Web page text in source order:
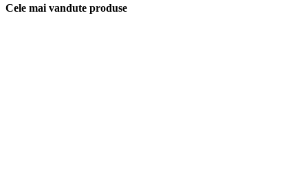
Cele mai vandute produse